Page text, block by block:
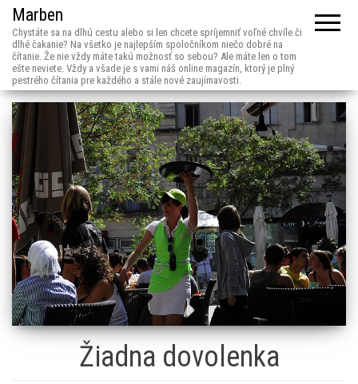
Marben
Chystáte sa na dlhú cestu alebo si len chcete spríjemniť voľné chvíle či
dlhé čakanie? Na všetko je najlepším spoločníkom niečo dobré na
čítanie. Že nie vždy máte takú možnosť so sebou? Ale máte len o tom
ešte neviete. Vždy a všade je s vami náš online magazín, ktorý je plný
pestrého čítania pre každého a stále nové zaujímavosti.
Žiadna dovolenka